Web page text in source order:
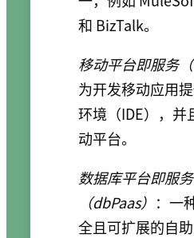
和 BizTalk。
移动平台即服务（
为开发移动应用
环境（IDE），并
动平台。
数据库平台即服务
（dbPaas） ：一
全且可扩展的自